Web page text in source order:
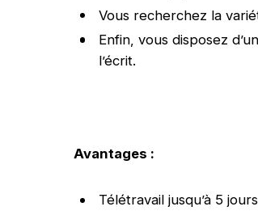
Vous recherchez la
Enfin, vous disposez
l’écrit.
Avantages :
Télétravail jusqu’à 5